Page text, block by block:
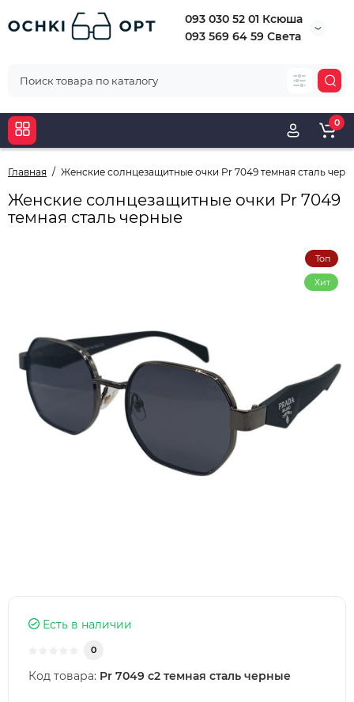
093 030 52 01 Ксюша
093 569 64 59 Света
0
Главная Женские солнцезащитные очки Pr 7049 темная сталь
Женские солнцезащитные очки Pr 7049
темная сталь черные
Топ
Хит
Есть в наличии
0
Код товара: Pr 7049 c2 темная сталь черные